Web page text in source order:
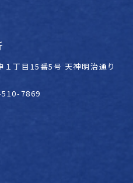
丁目15番5号 天神明治通り
7869